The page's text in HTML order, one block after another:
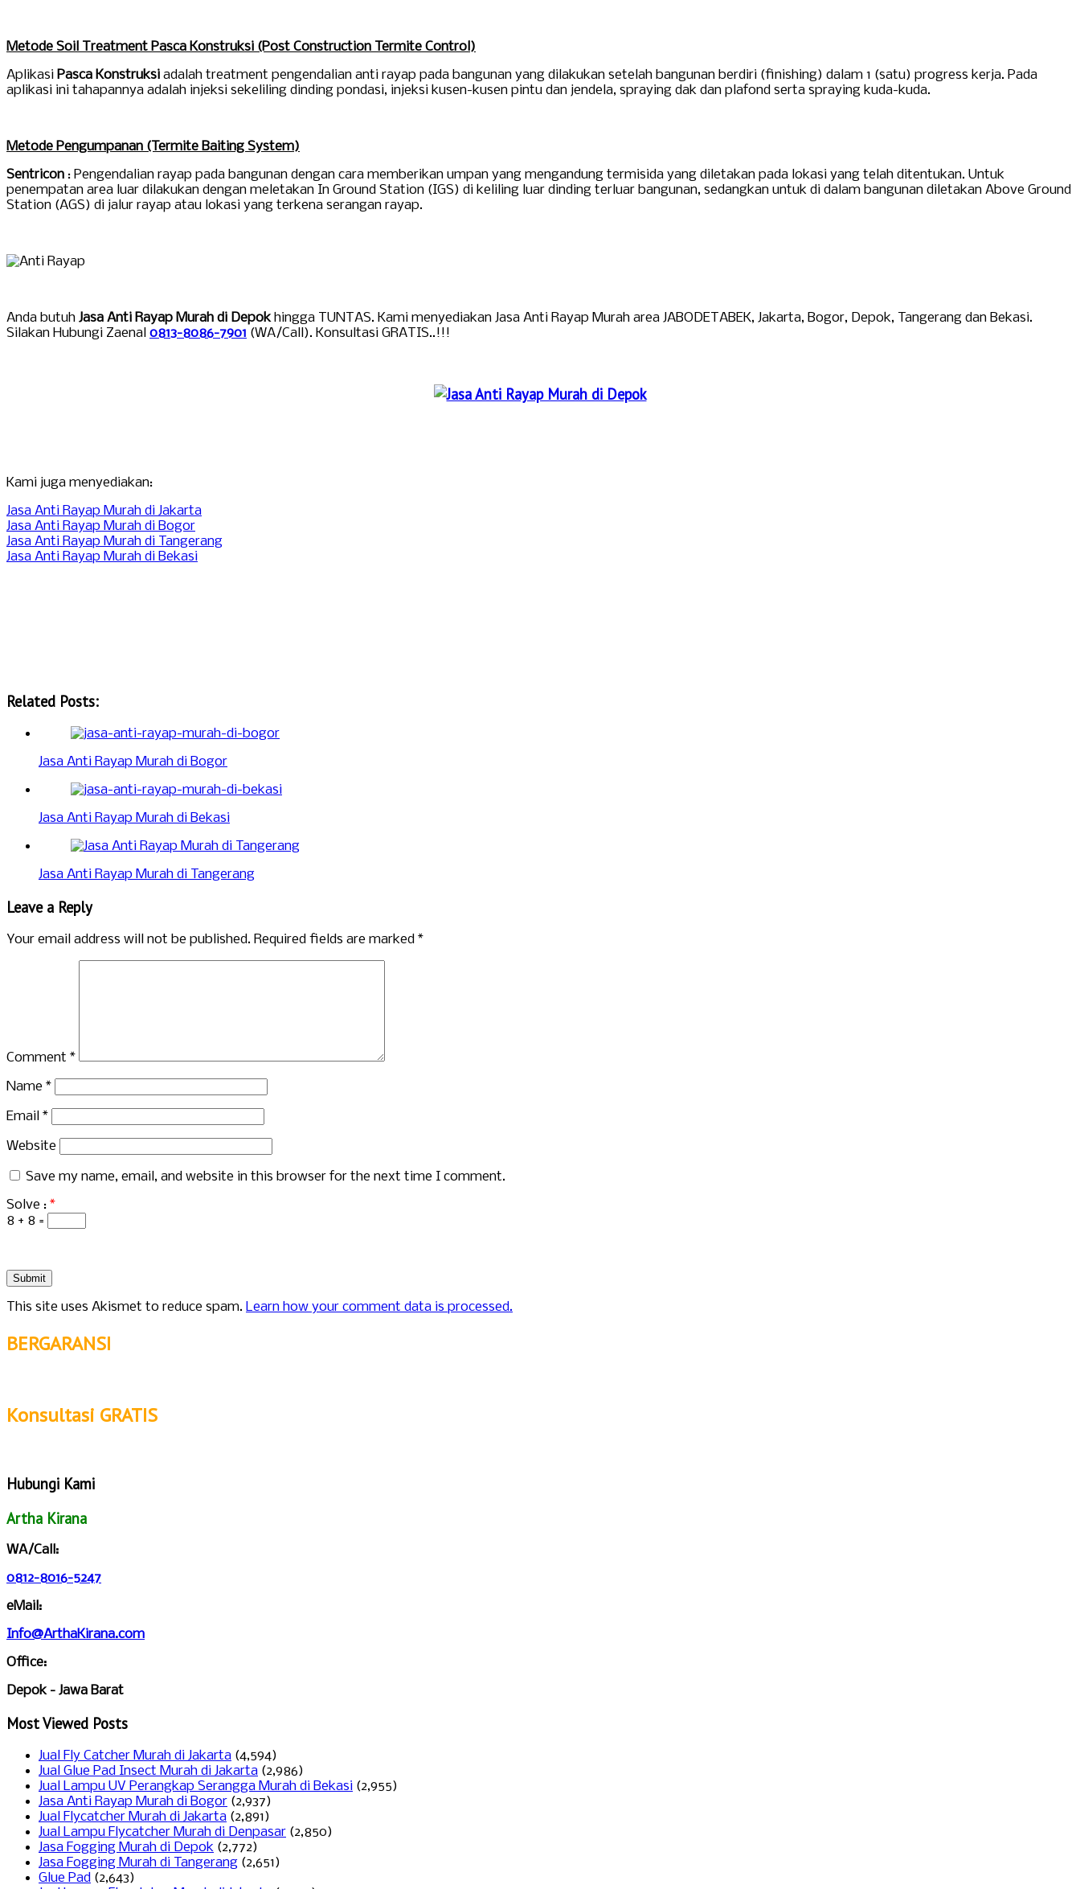
Metode Soil Treatment Pasca Konstruksi (Post Construction Termite Control)
Aplikasi Pasca Konstruksi adalah treatment pengendalian anti rayap pada bangunan yang dilakukan setelah bangunan berdiri (finishing) dalam 1 (satu) progress kerja. Pada
aplikasi ini tahapannya adalah injeksi sekeliling dinding pondasi, injeksi kusen-kusen pintu dan jendela, spraying dak dan plafond serta spraying kuda-kuda.
Metode Pengumpanan (Termite Baiting System)
Sentricon : Pengendalian rayap pada bangunan dengan cara memberikan umpan yang mengandung termisida yang diletakan pada lokasi yang telah ditentukan. Untuk
penempatan area luar dilakukan dengan meletakan In Ground Station (IGS) di keliling luar dinding terluar bangunan, sedangkan untuk di dalam bangunan diletakan Above Ground
Station (AGS) di jalur rayap atau lokasi yang terkena serangan rayap.
Anda butuh Jasa Anti Rayap Murah di Depokhingga TUNTAS. Kami menyediakan Jasa Anti Rayap Murah area JABODETABEK, Jakarta, Bogor, Depok, Tangerang dan Bekasi.
Silakan Hubungi Zaenal 0813-8086-7901 (WA/Call). Konsultasi GRATIS..!!!
Kami juga menyediakan:
Jasa Anti Rayap Murah di Jakarta
Jasa Anti Rayap Murah di Bogor
Jasa Anti Rayap Murah di Tangerang
Jasa Anti Rayap Murah di Bekasi
Related Posts:
Jasa Anti Rayap Murah di Bogor
Jasa Anti Rayap Murah di Bekasi
Jasa Anti Rayap Murah di Tangerang
Leave a Reply
Your email address will not be published. Required fields are marked *
Comment *
Name *
Email *
Website
Save my name, email, and website in this browser for the next time I comment.
Solve : *
8 + 8 =
This site uses Akismet to reduce spam. Learn how your comment data is processed.
BERGARANSI
Konsultasi GRATIS
Hubungi Kami
Artha Kirana
WA/Call:
0812-8016-5247
eMail:
Info@ArthaKirana.com
Office:
Depok - Jawa Barat
Most Viewed Posts
Jual Fly Catcher Murah di Jakarta (4,594)
Jual Glue Pad Insect Murah di Jakarta (2,986)
Jual Lampu UV Perangkap Serangga Murah di Bekasi (2,955)
Jasa Anti Rayap Murah di Bogor (2,937)
Jual Flycatcher Murah di Jakarta (2,891)
Jual Lampu Flycatcher Murah di Denpasar (2,850)
Jasa Fogging Murah di Depok (2,772)
Jasa Fogging Murah di Tangerang (2,651)
Glue Pad (2,643)